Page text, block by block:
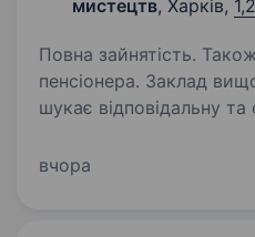
мистецтв, Харків,
Повна зайнятість.
пенсіонера. Заклад вищої мистецької освіти
шукає відповідальну та
в приміщеннях. Вимоги: Акуратність та
вчора